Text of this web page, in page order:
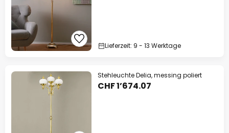
Lieferzeit: 9 - 13 Werktage
Stehleuchte Delia, messing poliert
CHF 1’674.07